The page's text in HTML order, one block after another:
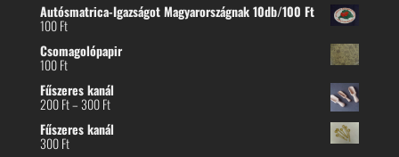
Autósmatrica-Igazságot Magyarországnak 10db/100 Ft
100Ft
Csomagolópapir
100Ft
Fűszeres kanál
200Ft–300FtÁrtartomány:
-
Fűszeres kanál
300Ft